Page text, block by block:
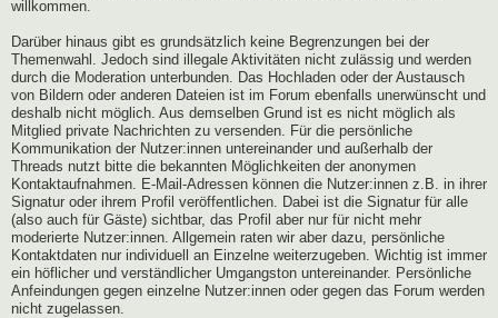
willkommen.
Darüber hinaus gibt es grundsätzlich keine Begrenzungen bei der
Themenwahl. Jedoch sind illegale Aktivitäten nicht zulässig und werden
durch die Moderation unterbunden. Das Hochladen oder der Austausch
von Bildern oder anderen Dateien ist im Forum ebenfalls unerwünscht und
deshalb nicht möglich. Aus demselben Grund ist es nicht möglich als
Mitglied private Nachrichten zu versenden. Für die persönliche
Kommunikation der Nutzer:innen untereinander und außerhalb der
Threads nutzt bitte die bekannten Möglichkeiten der anonymen
Kontaktaufnahmen. E-Mail-Adressen können die Nutzer:innen z.B. in ihrer
Signatur oder ihrem Profil veröffentlichen. Dabei ist die Signatur für alle
(also auch für Gäste) sichtbar, das Profil aber nur für nicht mehr
moderierte Nutzer:innen. Allgemein raten wir aber dazu, persönliche
Kontaktdaten nur individuell an Einzelne weiterzugeben. Wichtig ist immer
ein höflicher und verständlicher Umgangston untereinander. Persönliche
Anfeindungen gegen einzelne Nutzer:innen oder gegen das Forum werden
nicht zugelassen.